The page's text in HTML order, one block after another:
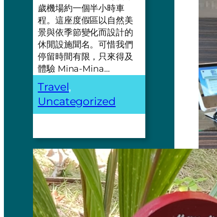
歲機場約一個半小時車
程。這座度假區以自然美
景與依季節變化而設計的
休閒設施聞名。可惜我們
停留時間有限，只來得及
體驗 Mina-Mina…
Travel
Uncategorized
Tips